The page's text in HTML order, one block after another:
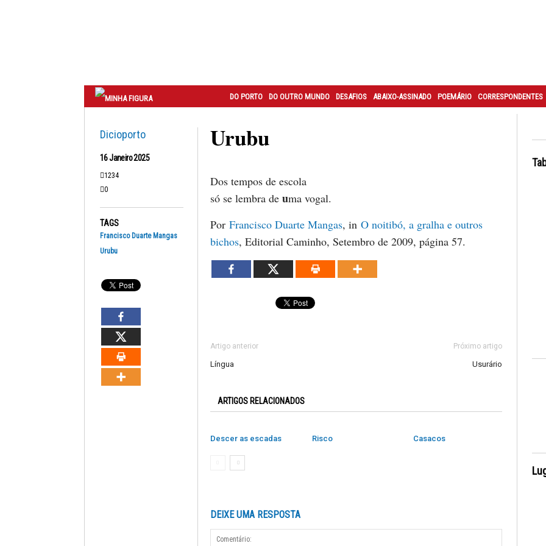
DO PORTO DO OUTRO MUNDO DESAFIOS ABAIXO-ASSINADO POEMÁRIO CORRESPONDENTES
Dicioporto
16 Janeiro 2025
1234
0
TAGS
Francisco Duarte Mangas
Urubu
Urubu
Dos tempos de escola
só se lembra de uma vogal.
Por Francisco Duarte Mangas, in O noitibó, a gralha e outros
bichos, Editorial Caminho, Setembro de 2009, página 57.
Artigo anterior
Língua
Próximo artigo
Usurário
ARTIGOS RELACIONADOS
Descer as escadas Risco Casacos
DEIXE UMA RESPOSTA